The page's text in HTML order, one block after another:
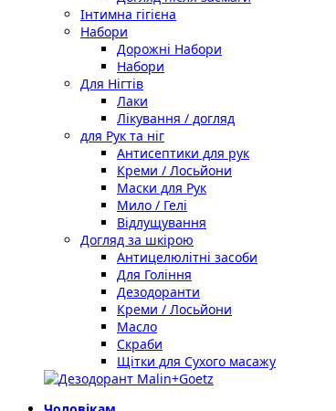
Інтимна гігієна
Набори
Дорожні Набори
Набори
Для Нігтів
Лаки
Лікування / догляд
для Рук та ніг
Антисептики для рук
Креми / Лосьйони
Маски для Рук
Мило / Гелі
Відлущування
Догляд за шкірою
Антицелюлітні засоби
Для Гоління
Дезодоранти
Креми / Лосьйони
Масло
Скраби
Щітки для Сухого масажу